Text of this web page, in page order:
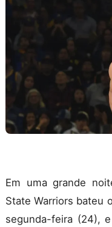
Em uma grande
State Warriors bateu
segunda-feira (24),